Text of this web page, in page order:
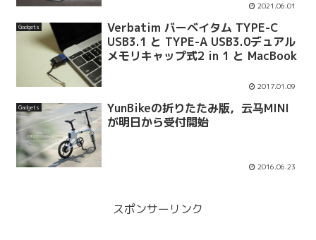
2021.06.01
Gadgets
Verbatim バーベイタム TYPE-C
USB3.1 と TYPE-A USB3.0デュアル
メモリキャップ式2 in 1 と MacBook
2017.01.09
Gadgets
YunBikeの折りたたみ版，云马MINI
が明日から受付開始
2016.06.23
スポンサーリンク